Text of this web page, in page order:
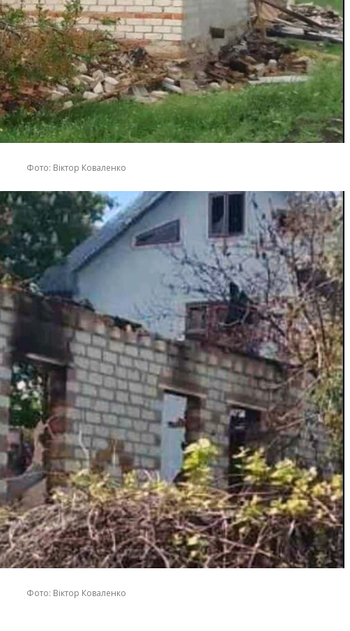
Фото: Віктор Коваленко
Фото: Віктор Коваленко